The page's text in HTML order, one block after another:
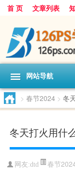
首 页 文章列表
网站导航
> 春节2024 > 冬
冬天打火用什
网友:dtd 春节